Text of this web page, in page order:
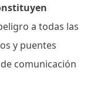
a todas las
y puentes
comunicación